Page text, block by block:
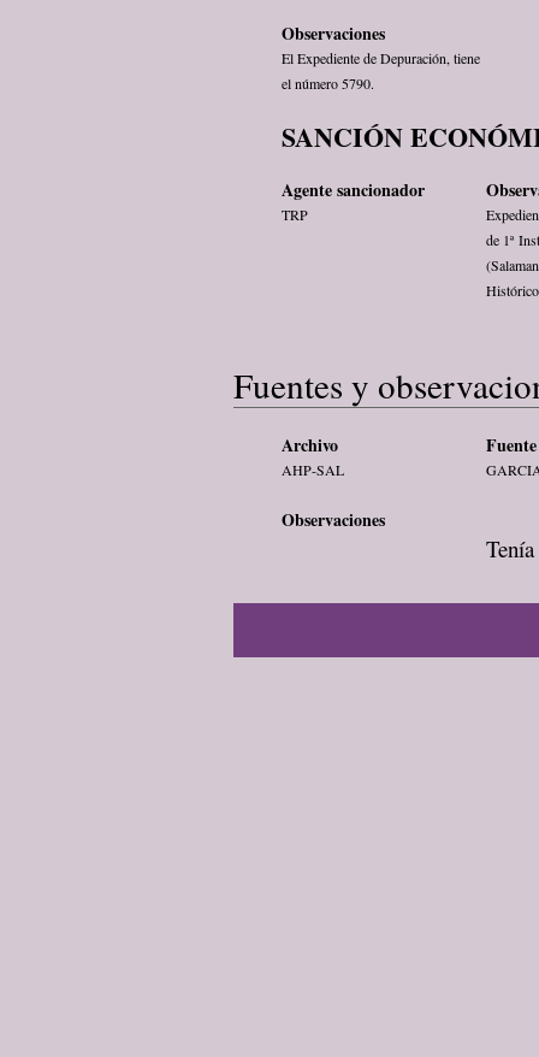
Observaciones
El Expediente de Depuración, tiene
el número 5790.
SANCIÓN
Agente sancionador
TRP
de 1ª
Fuentes y
Archivo
AHP-SAL
Observaciones